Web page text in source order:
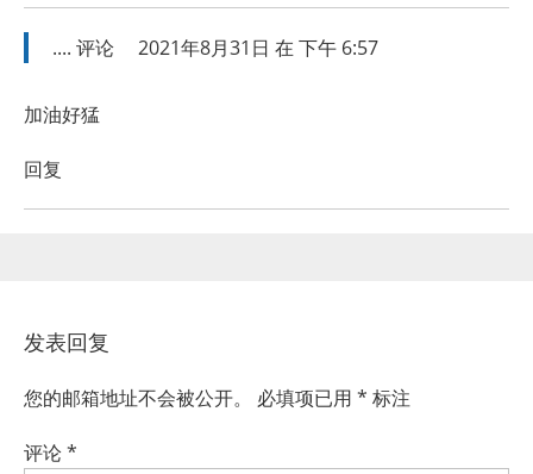
.... 评论 2021年8月31日 在 下午 6:57
加油好猛
回复
发表回复
您的邮箱地址不会被公开。 必填项已用 * 标注
评论*